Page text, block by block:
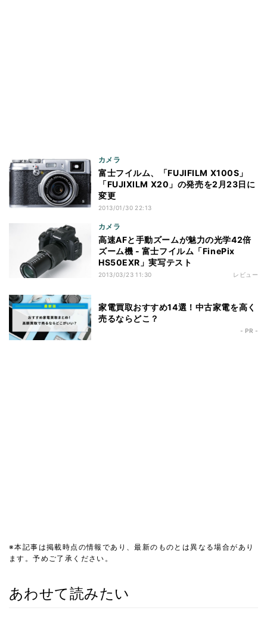
カメラ
富士フイルム、「FUJIFILM X100S」
「FUJIXILM X20」の発売を2月23日に
変更
2013/01/30 22:13
カメラ
高速AFと手動ズームが魅力の光学42倍
ズーム機 - 富士フイルム「FinePix
HS50EXR」実写テスト
2013/03/23 11:30 レビュー
家電買取おすすめ14選！中古家電を高く
売るならどこ？
- PR -
※本記事は掲載時点の情報であり、最新のものとは異なる場合があり
ます。予めご了承ください。
あわせて読みたい